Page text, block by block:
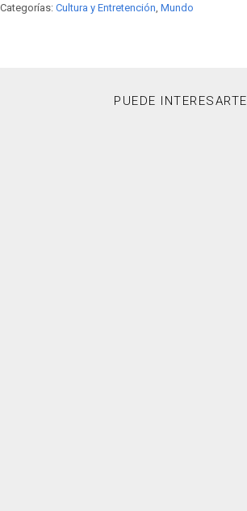
Categorías: Cultura y Entretención Mundo
PUEDE INTERESARTE